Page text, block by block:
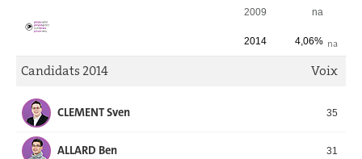
2009 na
na
2014 4,06%
Candidats 2014 Voix
CLEMENT Sven 35
ALLARD Ben 31